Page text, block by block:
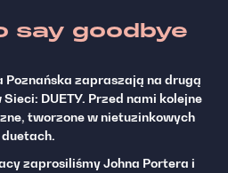
say goodbye
Poznańska zapraszają na drugą
DUETY. Przed nami kolejne
tworzone w nietuzinkowych
duetach.
zaprosiliśmy Johna Portera i